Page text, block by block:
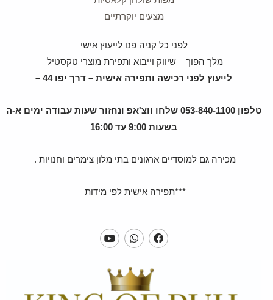
מצעים יוקרתיים
לפני כל קניה פנו לייעוץ אישי
מלך הפוך – שיווק וייבוא ותפירת מוצרי טקסטיל
לייעוץ לפני רכישה ותפירה אישית – דרך יפו 44 –
טלפון 053-840-1100 שלחו ווצ'אפ ונחזור שעות עבודה ימים א-ה
בשעות 9:00 עד 16:00
מכירה גם למוסדיים ארגונים בתי מלון צימרים וחנויות .
***תפירה אישית לפי מידות